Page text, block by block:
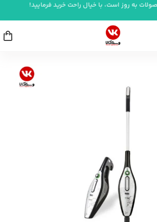
به روز است، با خیال راحت خرید فرمایید!